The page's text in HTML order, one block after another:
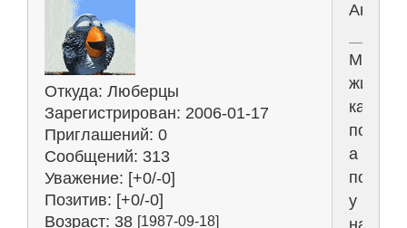
Откуда: Люберцы
Зарегистрирован: 2006-01-17
Приглашений: 0
Сообщений: 313
Уважение: [+0/-0]
Позитив: [+0/-0]
Возраст: 38 [1987-09-18]
Ангел
Мы
живём
как
а
у
нас